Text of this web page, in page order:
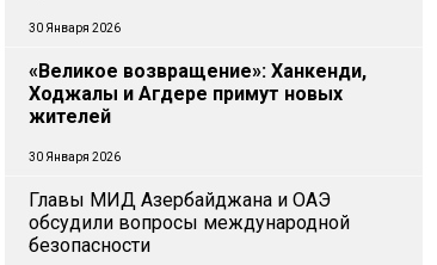
30 Января 2026
«Великое возвращение»: Ханкенди,
Ходжалы и Агдере примут новых
жителей
30 Января 2026
Главы МИД Азербайджана и ОАЭ
обсудили вопросы международной
безопасности